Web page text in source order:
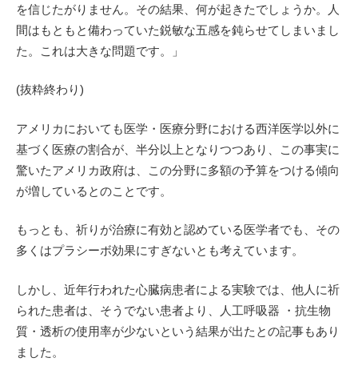
を信じたがりません。その結果、何が起きたでしょうか。人
間はもともと備わっていた鋭敏な五感を鈍らせてしまいまし
た。これは大きな問題です。」
(抜粋終わり)
アメリカにおいても医学・医療分野における西洋医学以外に
基づく医療の割合が、半分以上となりつつあり、この事実に
驚いたアメリカ政府は、この分野に多額の予算をつける傾向
が増しているとのことです。
もっとも、祈りが治療に有効と認めている医学者でも、その
多くはプラシーボ効果にすぎないとも考えています。
しかし、近年行われた心臓病患者による実験では、他人に祈
られた患者は、そうでない患者より、人工呼吸器 ・抗生物
質・透析の使用率が少ないという結果が出たとの記事もあり
ました。